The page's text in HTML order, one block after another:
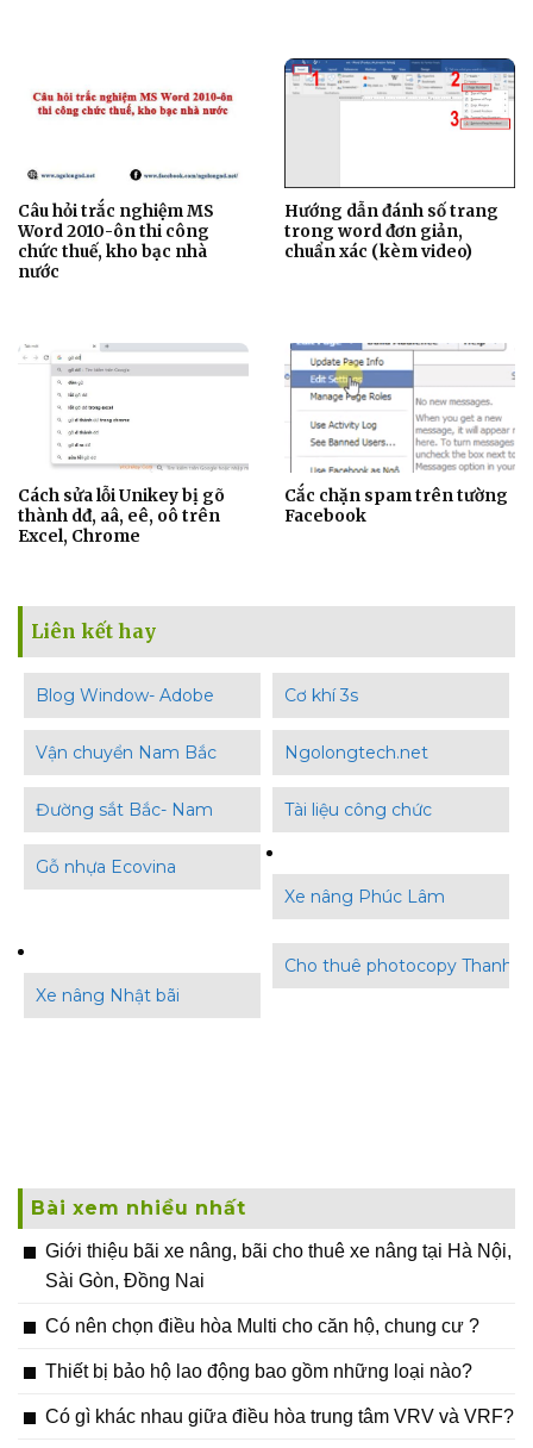
Câu hỏi trắc nghiệm MS
Word 2010-ôn thi công
chức thuế, kho bạc nhà
nước
Hướng dẫn đánh số trang
trong word đơn giản,
chuẩn xác (kèm video)
Cách sửa lỗi Unikey bị gõ
thành dđ, aâ, eê, oô trên
Excel, Chrome
Cắc chặn spam trên tường
Facebook
Liên kết hay
Blog Window- Adobe Cơ khí 3s
Vận chuyển Nam Bắc Ngolongtech.net
Đường sắt Bắc- Nam Tài liệu công chức
Gỗ nhựa Ecovina
Xe nâng Phúc Lâm
Xe nâng Nhật bãi
Cho thuê photocopy Thanh
Bài xem nhiều nhất
Giới thiệu bãi xe nâng, bãi cho thuê xe nâng tại Hà Nội,
Sài Gòn, Đồng Nai
Có nên chọn điều hòa Multi cho căn hộ, chung cư ?
Thiết bị bảo hộ lao động bao gồm những loại nào?
Có gì khác nhau giữa điều hòa trung tâm VRV và VRF?